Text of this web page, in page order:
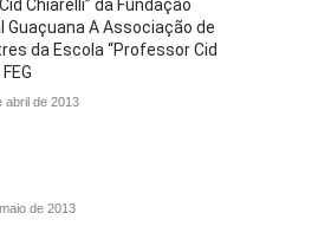
Chiarelli” da Fundação
Guaçuana A Associação de
da Escola “Professor Cid
abril de 2013
de 2013